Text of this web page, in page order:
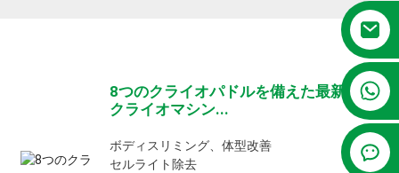
+86 13381209830
8つのクライオパドルを備えた最新の
クライオマシン...
ボディスリミング、体型改善
セルライト除去